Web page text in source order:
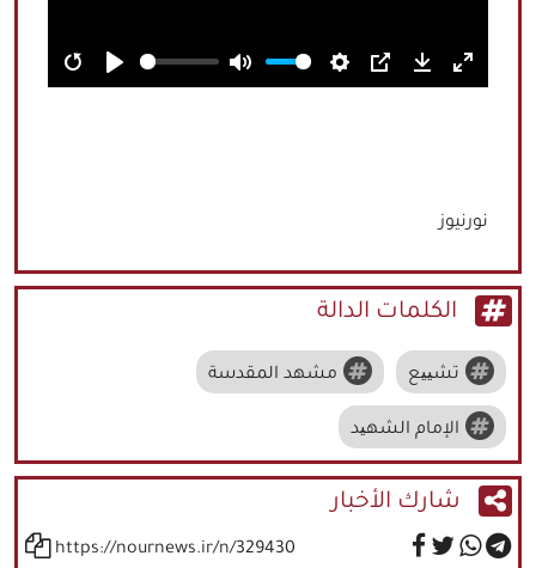
RestartPlay Mute Settings
PIP Download
Enter
نورنيوز
الكلمات الدالة
تشییع مشهد المقدسة
الإمام الشهید
شارك الأخبار
https://nournews.ir/n/329430